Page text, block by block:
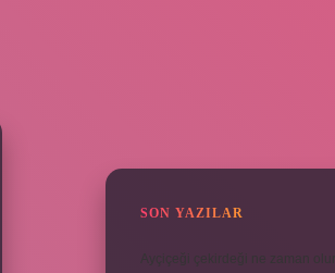
SON YAZILAR
Ayçiçeği çekirdeği ne zaman olur